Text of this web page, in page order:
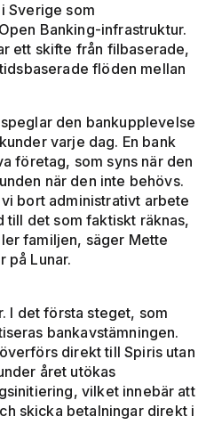
Sverige som
Banking-infrastruktur.
ett skifte från filbaserade,
flöden mellan
den bankupplevelse
varje dag. En bank
företag, som syns när den
när den inte behövs.
bort administrativt arbete
det som faktiskt räknas,
familjen, säger Mette
på Lunar.
I det första steget, som
bankavstämningen.
direkt till Spiris utan
året utökas
vilket innebär att
skicka betalningar direkt i